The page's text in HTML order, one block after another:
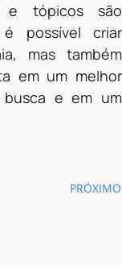
e tópicos são
possível criar
mas também
em um melhor
busca e em um
PRÓXIMO